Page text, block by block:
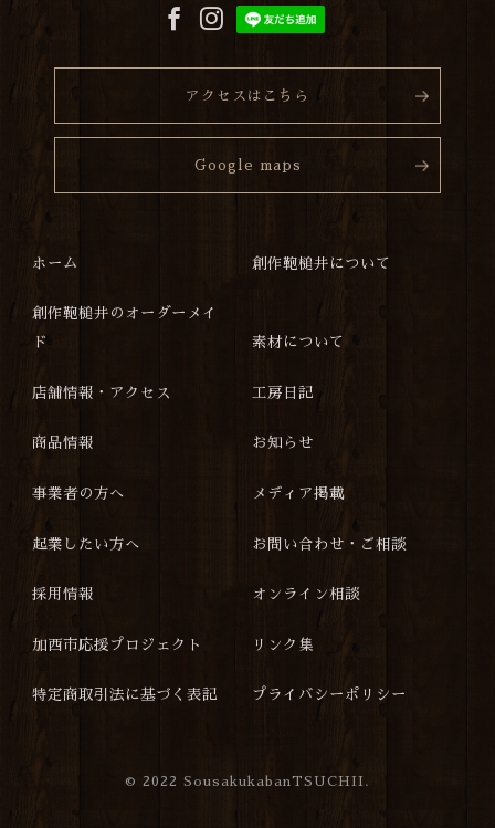
アクセスはこちら
Google maps
ホーム 創作鞄槌井について
創作鞄槌井のオーダーメイ
ド
素材について
店舗情報・アクセス 工房日記
商品情報 お知らせ
事業者の方へ メディア掲載
起業したい方へ お問い合わせ・ご相談
採用情報 オンライン相談
加西市応援プロジェクト リンク集
特定商取引法に基づく表記 プライバシーポリシー
© 2022 SousakukabanTSUCHII.